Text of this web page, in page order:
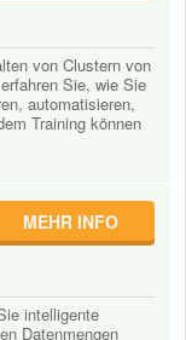
von Clustern von
Sie, wie Sie
automatisieren,
Training können
MEHR INFO
intelligente
Datenmengen